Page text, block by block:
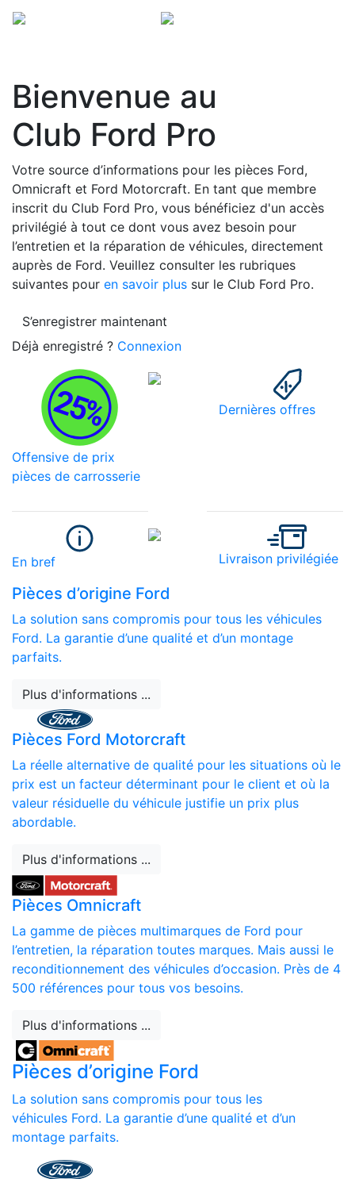
Bienvenue au
Club Ford Pro
Votre source d’informations pour les pièces Ford,
Omnicraft et Ford Motorcraft. En tant que membre
inscrit du Club Ford Pro, vous bénéficiez d'un accès
privilégié à tout ce dont vous avez besoin pour
l’entretien et la réparation de véhicules, directement
auprès de Ford. Veuillez consulter les rubriques
suivantes pour en savoir plus sur le Club Ford Pro.
S’enregistrer maintenant
Déjà enregistré ? Connexion
Offensive de prix
pièces de carrosserie
Dernières offres
En bref Livraison privilégiée
Pièces d’origine Ford
La solution sans compromis pour tous les véhicules
Ford. La garantie d’une qualité et d’un montage
parfaits.
Plus d'informations ...
Pièces Ford Motorcraft
La réelle alternative de qualité pour les situations où le
prix est un facteur déterminant pour le client et où la
valeur résiduelle du véhicule justifie un prix plus
abordable.
Plus d'informations ...
Pièces Omnicraft
La gamme de pièces multimarques de Ford pour
l’entretien, la réparation toutes marques. Mais aussi le
reconditionnement des véhicules d’occasion. Près de 4
500 références pour tous vos besoins.
Plus d'informations ...
Pièces d’origine Ford
La solution sans compromis pour tous les
véhicules Ford. La garantie d’une qualité et d’un
montage parfaits.